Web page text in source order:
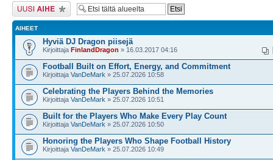
Lähetä uusi viesti
AIHEET
Hyviä DJ Dragon piisejä
Kirjoittaja FinlandDragon » 16.03.2017 04:16
Football Built on Effort, Energy, and Commitment
Kirjoittaja VanDeMark » 25.07.2026 10:58
Celebrating the Players Behind the Memories
Kirjoittaja VanDeMark » 25.07.2026 10:51
Built for the Players Who Make Every Play Count
Kirjoittaja VanDeMark » 25.07.2026 10:50
Honoring the Players Who Shape Football History
Kirjoittaja VanDeMark » 25.07.2026 10:49